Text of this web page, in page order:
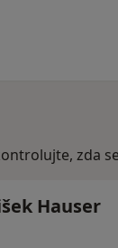
zda
Hauser